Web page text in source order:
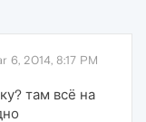
6, 2014, 8:17 PM
там всё на